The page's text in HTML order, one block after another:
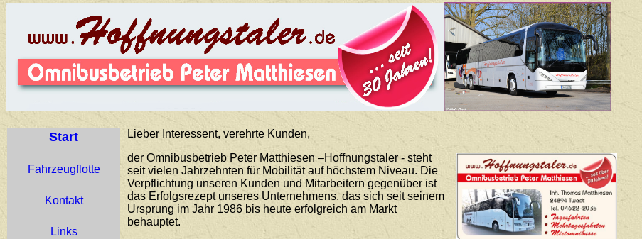
Start
Fahrzeugflotte
Kontakt
Links
Lieber Interessent, verehrte Kunden,
der Omnibusbetrieb Peter Matthiesen –Hoffnungstaler - steht
seit vielen Jahrzehnten für Mobilität auf höchstem Niveau. Die
Verpflichtung unseren Kunden und Mitarbeitern gegenüber ist
das Erfolgsrezept unseres Unternehmens, das sich seit seinem
Ursprung im Jahr 1986 bis heute erfolgreich am Markt
behauptet.